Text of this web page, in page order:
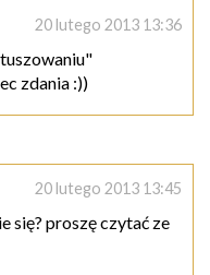
20 lutego 2013 13:36
zdania :))
20 lutego 2013 13:45
się? proszę czytać ze